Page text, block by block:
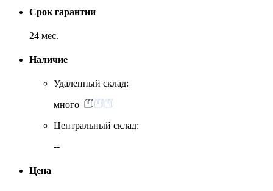
Срок гарантии
24 мес.
Наличие
Удаленный склад:
много
Центральный склад:
--
Цена